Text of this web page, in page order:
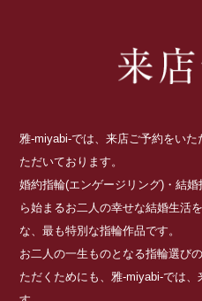
雅-miyabi-では、来店ご予約をい
ただいております。
婚約指輪(エンゲージリング)・結
ら始まるお二人の幸せな結婚生活
な、最も特別な指輪作品です。
お二人の一生ものとなる指輪選び
ただくためにも、雅-miyabi-では